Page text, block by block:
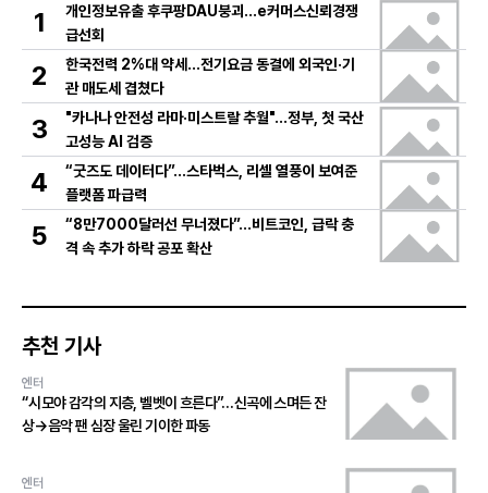
1
개인정보유출 후쿠팡DAU붕괴…e커머스신뢰경쟁
급선회
2
한국전력 2%대 약세…전기요금 동결에 외국인·기
관 매도세 겹쳤다
3
"카나나 안전성 라마·미스트랄 추월"…정부, 첫 국산
고성능 AI 검증
4
“굿즈도 데이터다”…스타벅스, 리셀 열풍이 보여준
플랫폼 파급력
5
“8만7000달러선 무너졌다”…비트코인, 급락 충
격 속 추가 하락 공포 확산
추천 기사
엔터
“시모야 감각의 지층, 벨벳이 흐른다”…신곡에 스며든 잔
상→음악 팬 심장 울린 기이한 파동
엔터